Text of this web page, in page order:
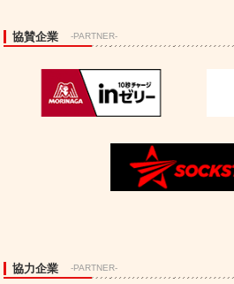
協賛企業 -PARTNER-
協力企業 -PARTNER-